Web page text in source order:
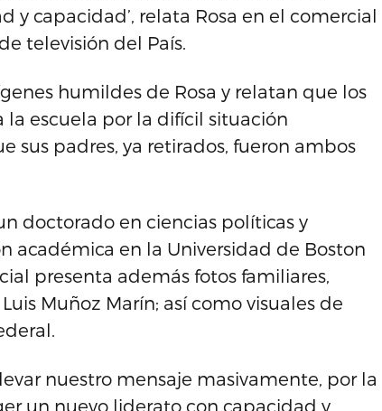
capacidad’, relata Rosa en el comercial
televisión del País.
humildes de Rosa y relatan que los
escuela por la difícil situación
sus padres, ya retirados, fueron ambos
doctorado en ciencias políticas y
académica en la Universidad de Boston
presenta además fotos familiares,
Muñoz Marín; así como visuales de
nuestro mensaje masivamente, por la
un nuevo liderato con capacidad y